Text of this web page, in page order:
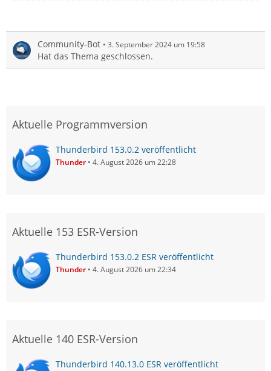
Community-Bot 3. September 2024 um 19:58
Hat das Thema geschlossen.
Aktuelle Programmversion
Thunderbird 153.0.2 veröffentlicht
Thunder 4. August 2026 um 22:28
Aktuelle 153 ESR-Version
Thunderbird 153.0.2 ESR veröffentlicht
Thunder 4. August 2026 um 22:34
Aktuelle 140 ESR-Version
Thunderbird 140.13.0 ESR veröffentlicht